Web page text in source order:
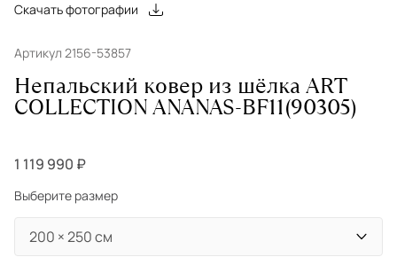
Скачать фотографии
Артикул 2156-53857
Непальский ковер из шёлка ART
COLLECTION ANANAS-BF11(90305)
1 119 990 ₽
Выберите размер